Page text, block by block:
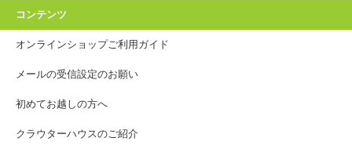
コンテンツ
オンラインショップご利用ガイド
メールの受信設定のお願い
初めてお越しの方へ
クラウターハウスのご紹介